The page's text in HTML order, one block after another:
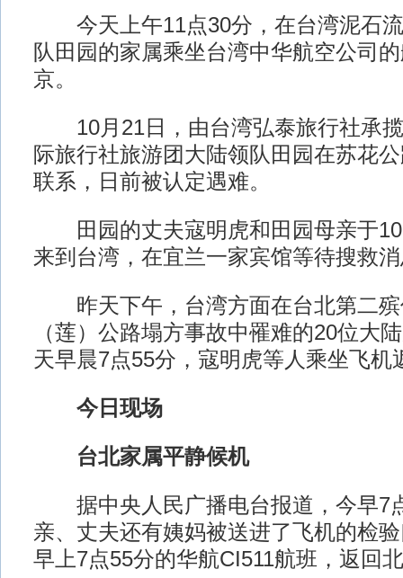
今天上午11点30分，在台湾泥石流
队田园的家属乘坐台湾中华航空公司
京。
10月21日，由台湾弘泰旅行社承揽
际旅行社旅游团大陆领队田园在苏花
联系，日前被认定遇难。
田园的丈夫寇明虎和田园母亲于10
来到台湾，在宜兰一家宾馆等待搜救
昨天下午，台湾方面在台北第二殡
（莲）公路塌方事故中罹难的20位大
天早晨7点55分，寇明虎等人乘坐飞机
今日现场
台北家属平静候机
据中央人民广播电台报道，今早7
亲、丈夫还有姨妈被送进了飞机的检
早上7点55分的华航CI511航班，返回